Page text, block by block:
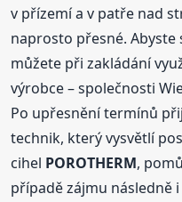
v přízemí a v patře nad
naprosto přesné. Abyste
můžete při zakládání
výrobce – společnosti
Po upřesnění termínů
technik, který vysvětlí
cihel POROTHERM,
případě zájmu následně